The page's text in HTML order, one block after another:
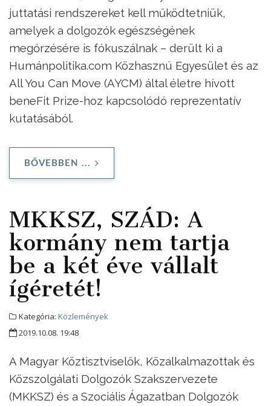
juttatási rendszereket kell működtetniük,
amelyek a dolgozók egészségének
megőrzésére is fókuszálnak – derült ki a
Humánpolitika.com Közhasznú Egyesület és az
All You Can Move (AYCM) által életre hívott
beneFit Prize-hoz kapcsolódó reprezentatív
kutatásából.
BŐVEBBEN ...
MKKSZ, SZÁD: A
kormány nem tartja
be a két éve vállalt
ígéretét!
Kategória: Közlemények
2019.10.08. 19:48
A Magyar Köztisztviselők, Közalkalmazottak és
Közszolgálati Dolgozók Szakszervezete
(MKKSZ) és a Szociális Ágazatban Dolgozók